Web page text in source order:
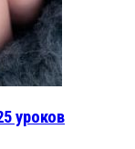
уроков